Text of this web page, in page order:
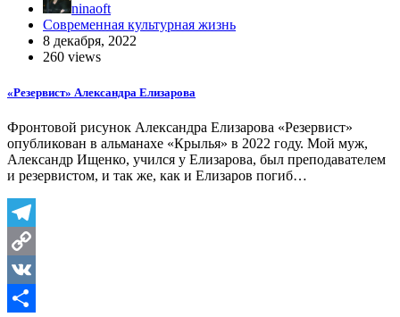
ninaoft
Современная культурная жизнь
8 декабря, 2022
260 views
«Резервист» Александра Елизарова
Фронтовой рисунок Александра Елизарова «Резервист»
опубликован в альманахе «Крылья» в 2022 году. Мой муж,
Александр Ищенко, учился у Елизарова, был преподавателем
и резервистом, и так же, как и Елизаров погиб…
Telegram
Copy
Link
VK